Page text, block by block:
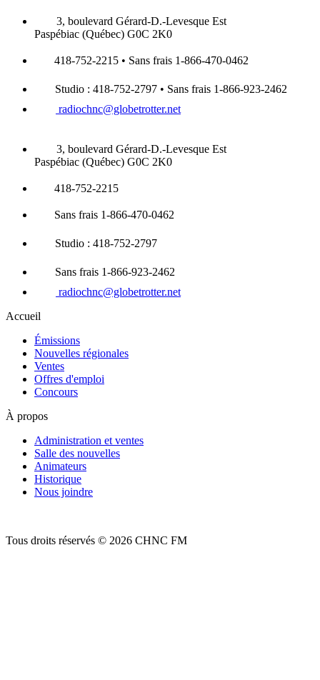
3, boulevard Gérard-D.-Levesque Est
Paspébiac (Québec) G0C 2K0
418-752-2215 • Sans frais 1-866-470-0462
Studio : 418-752-2797 • Sans frais 1-866-923-2462
radiochnc@globetrotter.net
3, boulevard Gérard-D.-Levesque Est
Paspébiac (Québec) G0C 2K0
418-752-2215
Sans frais 1-866-470-0462
Studio : 418-752-2797
Sans frais 1-866-923-2462
radiochnc@globetrotter.net
Accueil
Émissions
Nouvelles régionales
Ventes
Offres d'emploi
Concours
À propos
Administration et ventes
Salle des nouvelles
Animateurs
Historique
Nous joindre
Tous droits réservés © 2026 CHNC FM